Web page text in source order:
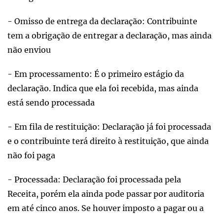
- Omisso de entrega da declaração: Contribuinte
tem a obrigação de entregar a declaração, mas ainda
não enviou
- Em processamento: É o primeiro estágio da
declaração. Indica que ela foi recebida, mas ainda
está sendo processada
- Em fila de restituição: Declaração já foi processada
e o contribuinte terá direito à restituição, que ainda
não foi paga
- Processada: Declaração foi processada pela
Receita, porém ela ainda pode passar por auditoria
em até cinco anos. Se houver imposto a pagar ou a